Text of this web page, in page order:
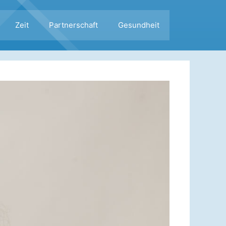
Zeit Partnerschaft Gesundheit